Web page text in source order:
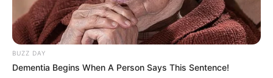
BUZZ DAY
Dementia Begins When A Person Says This Sentence!